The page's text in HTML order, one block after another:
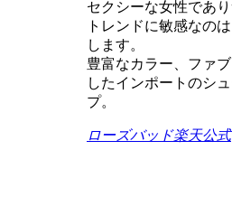
セクシーな女性であ
トレンドに敏感なの
します。
豊富なカラー、ファ
したインポートのシ
プ。
ローズバッド楽天公式